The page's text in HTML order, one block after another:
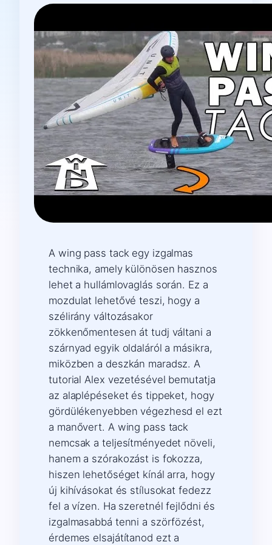
A wing pass tack egy izgalmas
technika, amely különösen hasznos
lehet a hullámlovaglás során. Ez a
mozdulat lehetővé teszi, hogy a
szélirány változásakor
zökkenőmentesen át tudj váltani a
szárnyad egyik oldaláról a másikra,
miközben a deszkán maradsz. A
tutorial Alex vezetésével bemutatja
az alaplépéseket és tippeket, hogy
gördülékenyebben végezhesd el ezt
a manővert. A wing pass tack
nemcsak a teljesítményedet növeli,
hanem a szórakozást is fokozza,
hiszen lehetőséget kínál arra, hogy
új kihívásokat és stílusokat fedezz
fel a vízen. Ha szeretnél fejlődni és
izgalmasabbá tenni a szörfözést,
érdemes elsajátítanod ezt a